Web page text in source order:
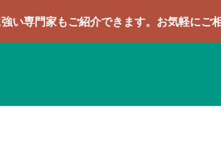
ご紹介できます。お気軽にご相談ください